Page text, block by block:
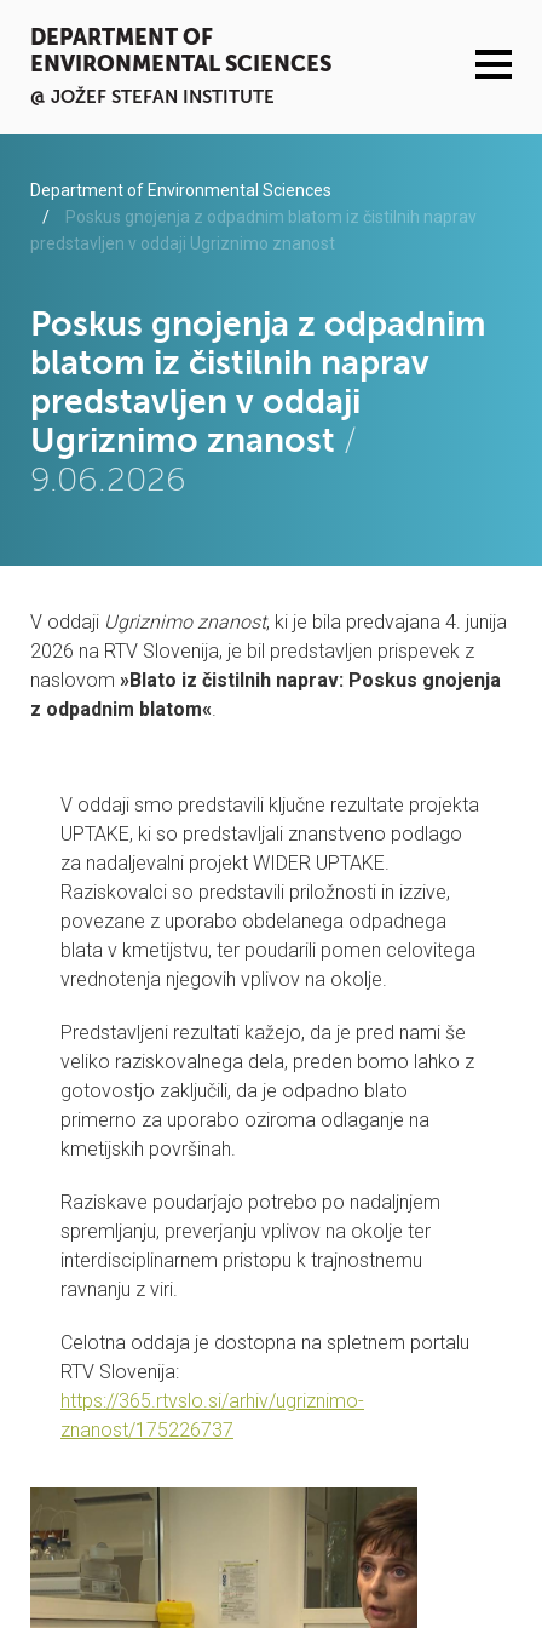
DEPARTMENT OF
ENVIRONMENTAL SCIENCES
@ JOŽEF STEFAN INSTITUTE
ACTIVITIES
SERVICES
ORGANISATION AND PEOPLE
INFRASTRUCTURE
PUBLICATIONS
CONTACTS
VISITORS
NEWS
DESIGNATED
INSTITUTE/ACCREDITATION
O2 SEMINARS
INTRANET
Department of Environmental Sciences
Poskus gnojenja z odpadnim blatom iz čistilnih naprav
predstavljen v oddaji Ugriznimo znanost
Poskus gnojenja z odpadnim
blatom iz čistilnih naprav
predstavljen v oddaji
Ugriznimo znanost /
9.06.2026
V oddaji Ugriznimo znanost, ki je bila predvajana 4. junija
2026 na RTV Slovenija, je bil predstavljen prispevek z
naslovom »Blato iz čistilnih naprav: Poskus gnojenja
z odpadnim blatom«.
V oddaji smo predstavili ključne rezultate projekta
UPTAKE, ki so predstavljali znanstveno podlago
za nadaljevalni projekt WIDER UPTAKE.
Raziskovalci so predstavili priložnosti in izzive,
povezane z uporabo obdelanega odpadnega
blata v kmetijstvu, ter poudarili pomen celovitega
vrednotenja njegovih vplivov na okolje.
Predstavljeni rezultati kažejo, da je pred nami še
veliko raziskovalnega dela, preden bomo lahko z
gotovostjo zaključili, da je odpadno blato
primerno za uporabo oziroma odlaganje na
kmetijskih površinah.
Raziskave poudarjajo potrebo po nadaljnjem
spremljanju, preverjanju vplivov na okolje ter
interdisciplinarnem pristopu k trajnostnemu
ravnanju z viri.
Celotna oddaja je dostopna na spletnem portalu
RTV Slovenija:
https://365.rtvslo.si/arhiv/ugriznimo-
znanost/175226737